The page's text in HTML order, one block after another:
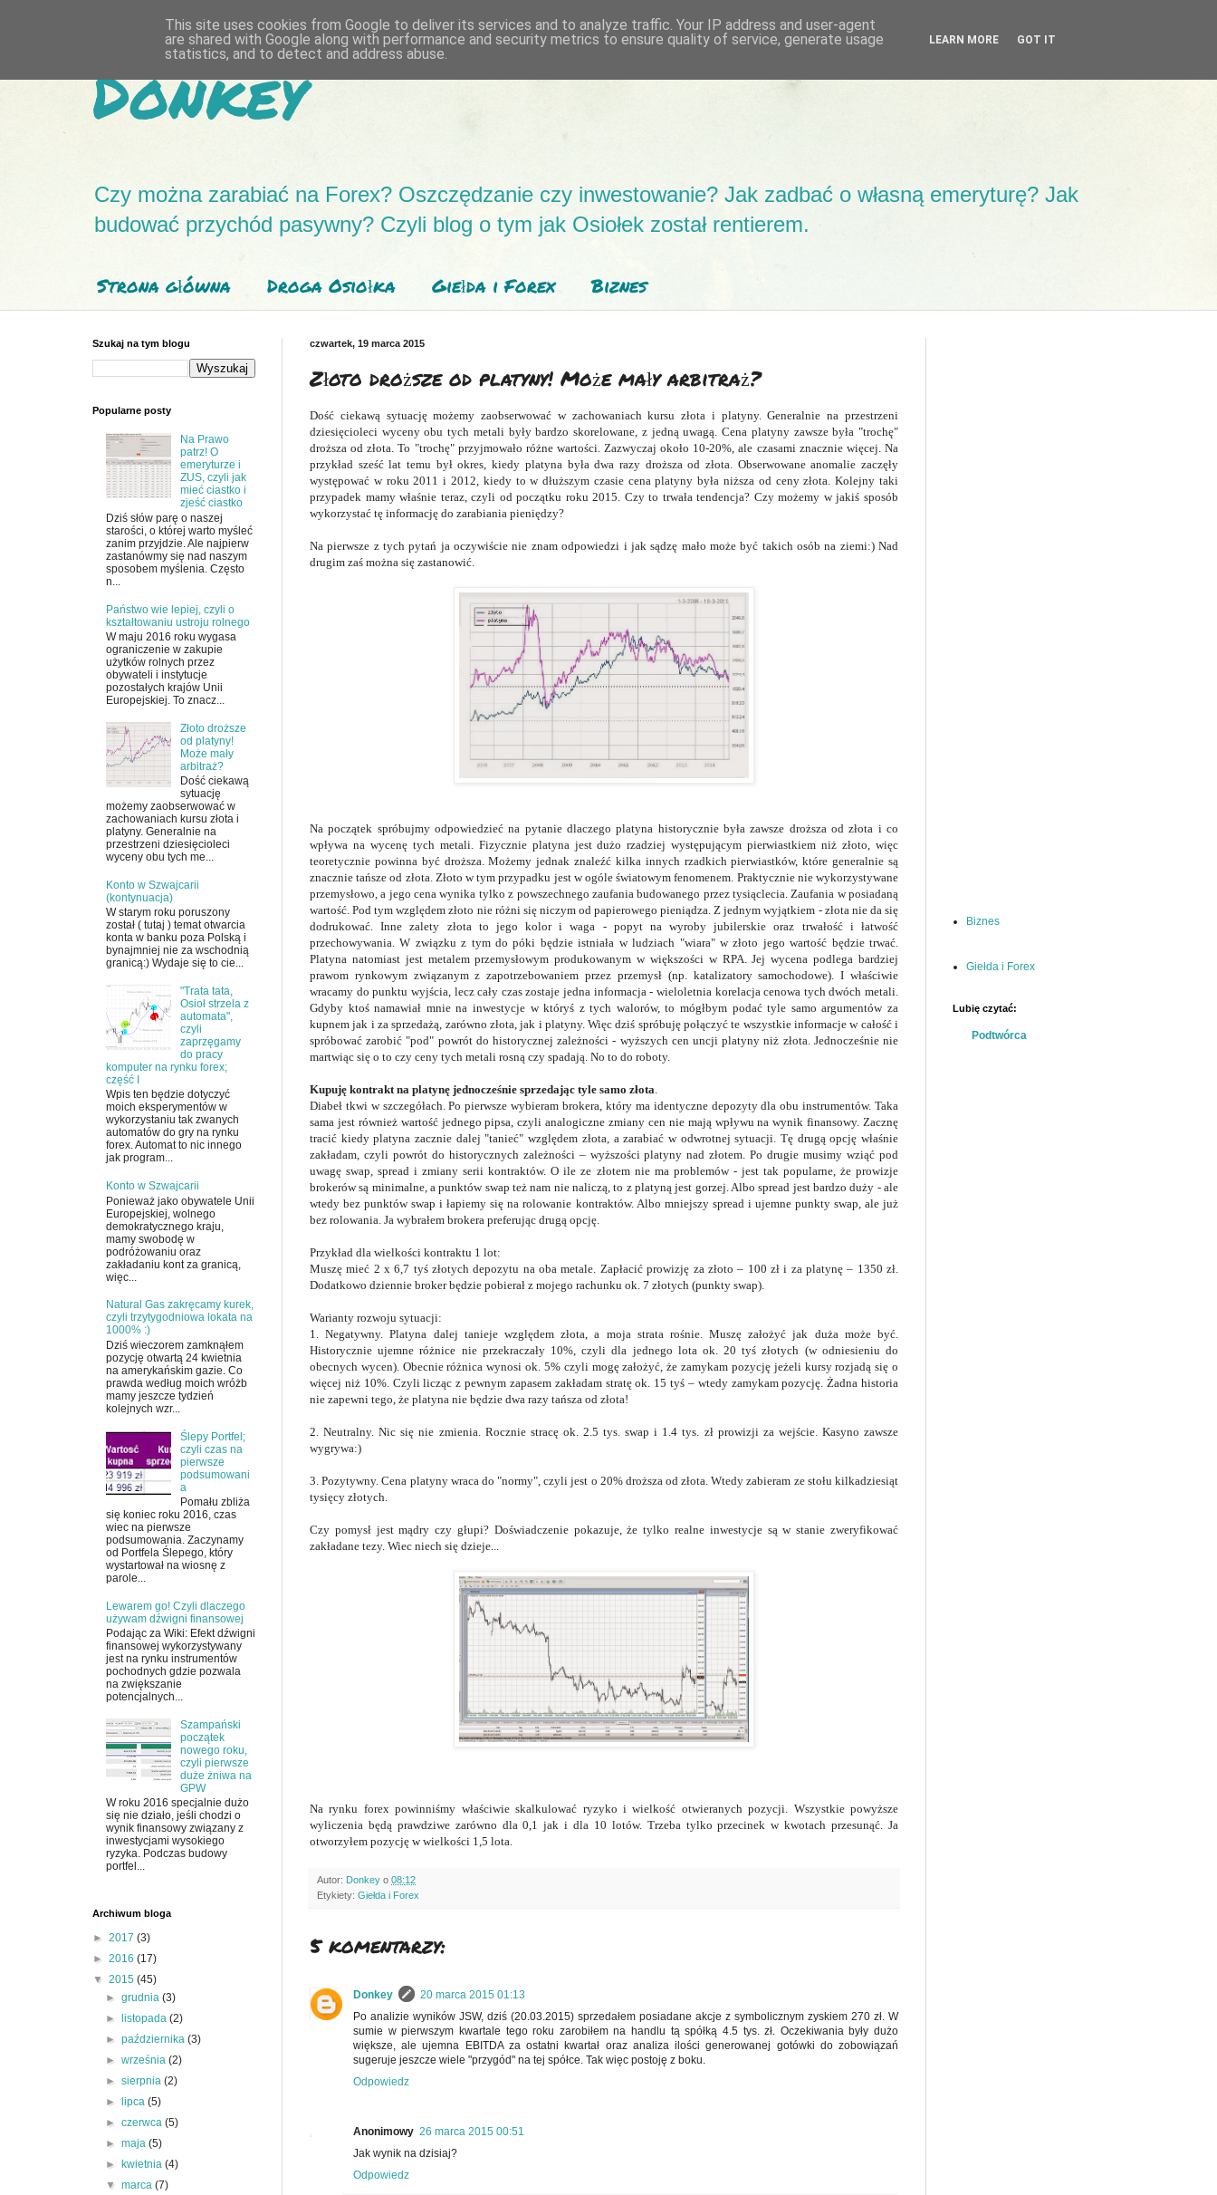
Donkey
Czy można zarabiać na Forex? Oszczędzanie czy inwestowanie? Jak zadbać o własną emeryturę? Jak
budować przychód pasywny? Czyli blog o tym jak Osiołek został rentierem.
Strona główna Droga Osiołka Giełda i Forex Biznes
czwartek, 19 marca 2015
Złoto droższe od platyny! Może mały arbitraż?
Dość ciekawą sytuację możemy zaobserwować w zachowaniach kursu złota i platyny. Generalnie na przestrzeni
dziesięcioleci wyceny obu tych metali były bardzo skorelowane, z jedną uwagą. Cena platyny zawsze była "trochę"
droższa od złota. To "trochę" przyjmowało różne wartości. Zazwyczaj około 10-20%, ale czasami znacznie więcej. Na
przykład sześć lat temu był okres, kiedy platyna była dwa razy droższa od złota. Obserwowane anomalie zaczęły
występować w roku 2011 i 2012, kiedy to w dłuższym czasie cena platyny była niższa od ceny złota. Kolejny taki
przypadek mamy właśnie teraz, czyli od początku roku 2015. Czy to trwała tendencja? Czy możemy w jakiś sposób
wykorzystać tę informację do zarabiania pieniędzy?
Na pierwsze z tych pytań ja oczywiście nie znam odpowiedzi i jak sądzę mało może być takich osób na ziemi:) Nad
drugim zaś można się zastanowić.
Na początek spróbujmy odpowiedzieć na pytanie dlaczego platyna historycznie była zawsze droższa od złota i co
wpływa na wycenę tych metali. Fizycznie platyna jest dużo rzadziej występującym pierwiastkiem niż złoto, więc
teoretycznie powinna być droższa. Możemy jednak znaleźć kilka innych rzadkich pierwiastków, które generalnie są
znacznie tańsze od złota. Złoto w tym przypadku jest w ogóle światowym fenomenem. Praktycznie nie wykorzystywane
przemysłowo, a jego cena wynika tylko z powszechnego zaufania budowanego przez tysiąclecia. Zaufania w posiadaną
wartość. Pod tym względem złoto nie różni się niczym od papierowego pieniądza. Z jednym wyjątkiem - złota nie da się
dodrukować. Inne zalety złota to jego kolor i waga - popyt na wyroby jubilerskie oraz trwałość i łatwość
przechowywania. W związku z tym do póki będzie istniała w ludziach "wiara" w złoto jego wartość będzie trwać.
Platyna natomiast jest metalem przemysłowym produkowanym w większości w RPA. Jej wycena podlega bardziej
prawom rynkowym związanym z zapotrzebowaniem przez przemysł (np. katalizatory samochodowe).
I właściwie
wracamy do punktu wyjścia, lecz cały czas zostaje jedna informacja - wieloletnia korelacja cenowa tych dwóch metali.
Gdyby ktoś namawiał mnie na inwestycje w któryś z tych walorów, to mógłbym podać tyle samo argumentów za
kupnem jak i za sprzedażą, zarówno złota, jak i platyny. Więc dziś spróbuję połączyć te wszystkie informacje w całość i
spróbować zarobić "pod" powrót do historycznej zależności - wyższych cen uncji platyny niż złota. Jednocześnie nie
martwiąc się o to czy ceny tych metali rosną czy spadają. No to do roboty.
Kupuję kontrakt na platynę jednocześnie sprzedając tyle samo złota
Diabeł tkwi w szczegółach. Po pierwsze wybieram brokera, który ma identyczne depozyty dla obu instrumentów. Taka
sama jest również wartość jednego pipsa, czyli analogiczne zmiany cen nie mają wpływu na wynik finansowy. Zacznę
tracić kiedy platyna zacznie dalej "tanieć" względem złota, a zarabiać w odwrotnej sytuacji. Tę drugą opcję właśnie
zakładam, czyli powrót do historycznych zależności – wyższości platyny nad złotem. Po drugie musimy wziąć pod
uwagę swap, spread i zmiany serii kontraktów. O ile ze złotem nie ma problemów - jest tak popularne, że prowizje
brokerów są minimalne, a punktów swap też nam nie naliczą, to z platyną jest gorzej. Albo spread jest bardzo duży - ale
wtedy bez punktów swap i łapiemy się na rolowanie kontraktów. Albo mniejszy spread i ujemne punkty swap, ale już
bez rolowania. Ja wybrałem brokera preferując drugą opcję.
Przykład dla wielkości kontraktu 1 lot:
Muszę mieć 2 x 6,7 tyś złotych depozytu na oba metale. Zapłacić prowizję za złoto – 100 zł i za platynę – 1350 zł.
Dodatkowo dziennie broker będzie pobierał z mojego rachunku ok. 7 złotych (punkty swap).
Warianty rozwoju sytuacji:
1. Negatywny. Platyna dalej tanieje względem złota, a moja strata rośnie. Muszę założyć jak duża może być.
Historycznie ujemne różnice nie przekraczały 10%, czyli dla jednego lota ok. 20 tyś złotych (w odniesieniu do
obecnych wycen). Obecnie różnica wynosi ok. 5% czyli mogę założyć, że zamykam pozycję jeżeli kursy rozjadą się o
więcej niż 10%. Czyli licząc z pewnym zapasem zakładam stratę ok. 15 tyś – wtedy zamykam pozycję. Żadna historia
nie zapewni tego, że platyna nie będzie dwa razy tańsza od złota!
2. Neutralny. Nic się nie zmienia. Rocznie stracę ok. 2.5 tys. swap i 1.4 tys. zł prowizji za wejście. Kasyno zawsze
wygrywa:)
3. Pozytywny. Cena platyny wraca do "normy", czyli jest o 20% droższa od złota. Wtedy zabieram ze stołu kilkadziesiąt
tysięcy złotych.
Czy pomysł jest mądry czy głupi? Doświadczenie pokazuje, że tylko realne inwestycje są w stanie zweryfikować
zakładane tezy. Wiec niech się dzieje...
Na rynku forex powinniśmy właściwie skalkulować ryzyko i wielkość otwieranych pozycji. Wszystkie powyższe
wyliczenia będą prawdziwe zarówno dla 0,1 jak i dla 10 lotów. Trzeba tylko przecinek w kwotach przesunąć. Ja
otworzyłem pozycję w wielkości 1,5 lota.
Autor: Donkey o 08:12
Etykiety: Giełda i Forex
5 komentarzy:
Donkey
20 marca 2015 01:13
Po analizie wyników JSW, dziś (20.03.2015) sprzedałem posiadane akcje z symbolicznym zyskiem 270 zł. W
sumie w pierwszym kwartale tego roku zarobiłem na handlu tą spółką 4.5 tys. zł. Oczekiwania były dużo
większe, ale ujemna EBITDA za ostatni kwartał oraz analiza ilości generowanej gotówki do zobowiązań
sugeruje jeszcze wiele "przygód" na tej spółce. Tak więc postoję z boku.
Odpowiedz
Anonimowy 26 marca 2015 00:51
Jak wynik na dzisiaj?
Odpowiedz
Szukaj na tym blogu
Popularne posty
Na Prawo
patrz! O
emeryturze i
ZUS, czyli jak
mieć ciastko i
zjeść ciastko
Dziś słów parę o naszej
starości, o której warto myśleć
zanim przyjdzie. Ale najpierw
zastanówmy się nad naszym
sposobem myślenia. Często
n...
Państwo wie lepiej, czyli o
kształtowaniu ustroju rolnego
W maju 2016 roku wygasa
ograniczenie w zakupie
użytków rolnych przez
obywateli i instytucje
pozostałych krajów Unii
Europejskiej. To znacz...
Złoto droższe
od platyny!
Może mały
arbitraż?
Dość ciekawą
sytuację
możemy zaobserwować w
zachowaniach kursu złota i
platyny. Generalnie na
przestrzeni dziesięcioleci
wyceny obu tych me...
Konto w Szwajcarii
(kontynuacja)
W starym roku poruszony
został ( tutaj ) temat otwarcia
konta w banku poza Polską i
bynajmniej nie za wschodnią
granicą:) Wydaje się to cie...
"Trata tata,
Osioł strzela z
automata",
czyli
zaprzęgamy
do pracy
komputer na rynku forex;
część I
Wpis ten będzie dotyczyć
moich eksperymentów w
wykorzystaniu tak zwanych
automatów do gry na rynku
forex. Automat to nic innego
jak program...
Konto w Szwajcarii
Ponieważ jako obywatele Unii
Europejskiej, wolnego
demokratycznego kraju,
mamy swobodę w
podróżowaniu oraz
zakładaniu kont za granicą,
więc...
Natural Gas zakręcamy kurek,
czyli trzytygodniowa lokata na
1000% :)
Dziś wieczorem zamknąłem
pozycję otwartą 24 kwietnia
na amerykańskim gazie. Co
prawda według moich wróżb
mamy jeszcze tydzień
kolejnych wzr...
Ślepy Portfel;
czyli czas na
pierwsze
podsumowani
a
Pomału zbliża
się koniec roku 2016, czas
wiec na pierwsze
podsumowania. Zaczynamy
od Portfela Ślepego, który
wystartował na wiosnę z
parole...
Lewarem go! Czyli dlaczego
używam dźwigni finansowej
Podając za Wiki: Efekt dźwigni
finansowej wykorzystywany
jest na rynku instrumentów
pochodnych gdzie pozwala
na zwiększanie
potencjalnych...
Szampański
początek
nowego roku,
czyli pierwsze
duże żniwa na
GPW
W roku 2016 specjalnie dużo
się nie działo, jeśli chodzi o
wynik finansowy związany z
inwestycjami wysokiego
ryzyka. Podczas budowy
portfel...
Archiwum bloga
► 2017 (3)
► 2016 (17)
▼ 2015 (45)
►grudnia(3)
►listopada(2)
►października(3)
►września(2)
►sierpnia(2)
►lipca(5)
►czerwca(5)
►maja(5)
►kwietnia(4)
▼marca(7)
Biznes
Giełda i Forex
Lubię czytać:
Podtwórca
This site uses cookies from Google to deliver its services and to analyze traffic. Your IP address and user-agent
are shared with Google along with performance and security metrics to ensure quality of service, generate usage
statistics, and to detect and address abuse.
LEARN MORE GOT IT